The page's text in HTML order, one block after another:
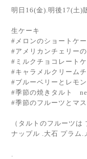
明日16(金).明後17(土)
生ケーキ
#メロンのショートケ
#アメリカンチェリー
#ミルクチョコレート
#キャラメルクリーム
#ブルーベリーとレモ
#季節の焼きタルト
#季節のフルーツとマ
（タルトのフルーツ
ナップル .大石 プラム.
.